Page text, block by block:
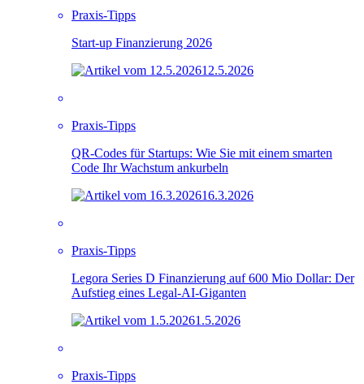
Praxis-Tipps
Start-up Finanzierung 2026
12.5.2026
Praxis-Tipps
QR-Codes für Startups: Wie Sie mit einem smarten
Code Ihr Wachstum ankurbeln
16.3.2026
Praxis-Tipps
Legora Series D Finanzierung auf 600 Mio Dollar: Der
Aufstieg eines Legal-AI-Giganten
1.5.2026
Praxis-Tipps